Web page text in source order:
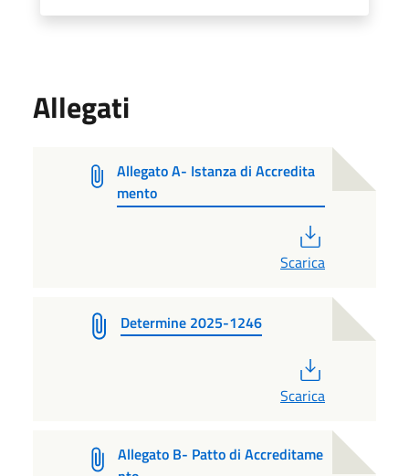
Allegati
Allegato A- Istanza di Accredita
mento
Scarica
Determine 2025-1246
Scarica
Allegato B- Patto di Accreditame